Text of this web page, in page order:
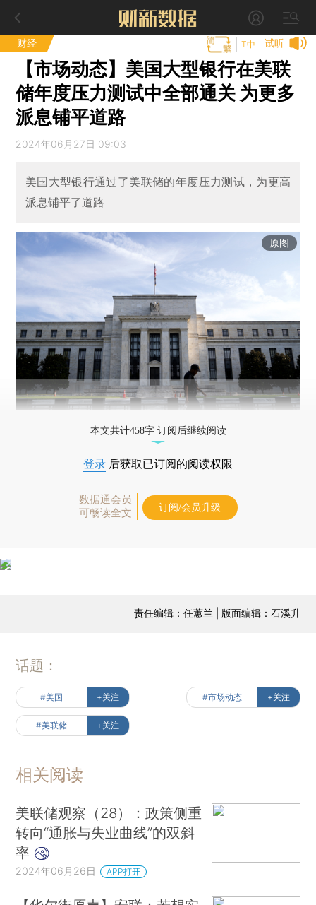
财经 试听
T中
【市场动态】美国大型银行在美联
储年度压力测试中全部通关 为更多
派息铺平道路
2024年06月27日 09:03
美国大型银行通过了美联储的年度压力测试，为更高
派息铺平了道路
原图
本文共计458字 订阅后继续阅读
登录 后获取已订阅的阅读权限
数据通会员
可畅读全文
订阅/会员升级
责任编辑：任蕙兰 | 版面编辑：石溪升
话题：
#美国 +关注 #市场动态 +关注
#美联储 +关注
相关阅读
美联储观察（28）：政策侧重
转向“通胀与失业曲线”的双斜
率
2024年06月26日 APP打开